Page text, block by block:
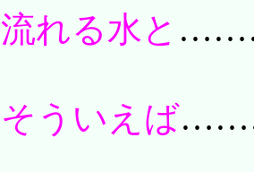
流れる水と
そういえば